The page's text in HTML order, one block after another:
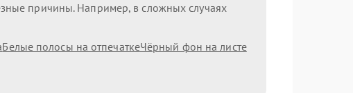
причины. Например, в сложных случаях
Белые полосы на отпечаткеЧёрный фон на листе